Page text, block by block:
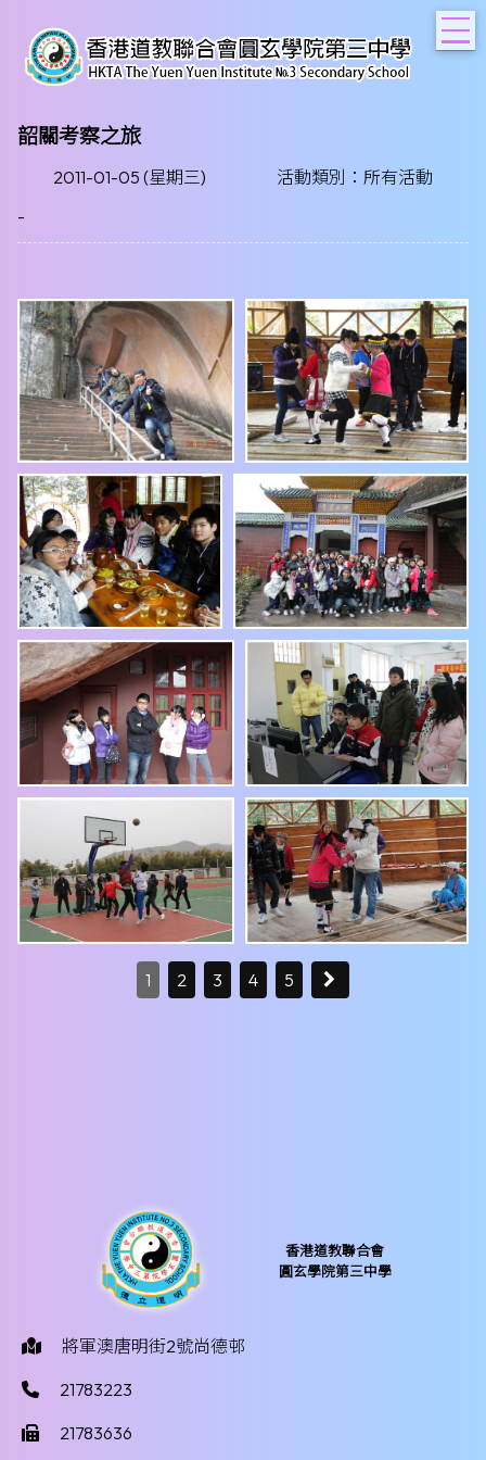
韶關考察之旅
2011-01-05 (星期三)
活動類別：所有活動
-
1 2 3 4 5
香港道教聯合會
圓玄學院第三中學
將軍澳唐明街2號尚德邨
21783223
21783636